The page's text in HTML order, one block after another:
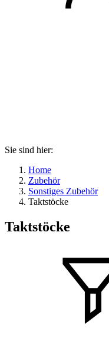
Sie sind hier:
Home
Zubehör
Sonstiges Zubehör
Taktstöcke
Taktstöcke